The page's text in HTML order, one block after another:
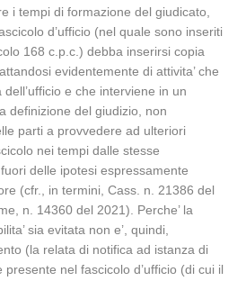
i tempi di formazione del giudicato,
d’ufficio (nel quale sono inseriti
168 c.p.c.) debba inserirsi copia
evidentemente di attivita’ che
e che interviene in un
definizione del giudizio, non
parti a provvedere ad ulteriori
nei tempi dalle stesse
delle ipotesi espressamente
(cfr., in termini, Cass. n. 21386 del
n. 14360 del 2021). Perche’ la
sia evitata non e’, quindi,
(la relata di notifica ad istanza di
nel fascicolo d’ufficio (di cui il